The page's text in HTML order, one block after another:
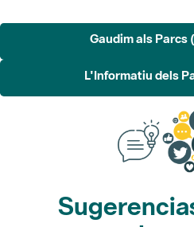
Gaudim als
L'Informatiu dels